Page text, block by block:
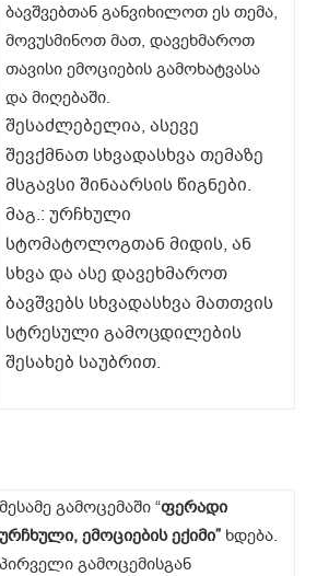
ბავშვებთან განვიხილოთ ეს თემა,
მოვუსმინოთ მათ, დავეხმაროთ
თავისი ემოციების გამოხატვასა
და მიღებაში.
შესაძლებელია, ასევე
შევქმნათ სხვადასხვა თემაზე
მსგავსი შინაარსის წიგნები.
მაგ.: ურჩხული
სტომატოლოგთან მიდის, ან
სხვა და ასე დავეხმაროთ
ბავშვებს სხვადასხვა მათთვის
სტრესული გამოცდილების
შესახებ საუბრით.
მესამე გამოცემაში “ფერადი
ურჩხული, ემოციების ექიმი” ხდება.
პირველი გამოცემისგან